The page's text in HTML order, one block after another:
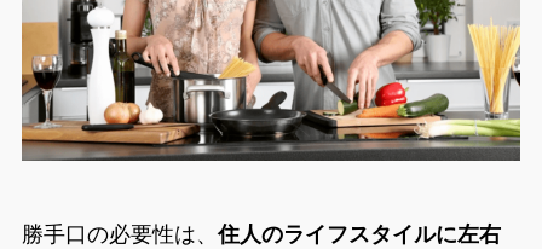
勝手口の必要性は、住人のライフスタイルに左右